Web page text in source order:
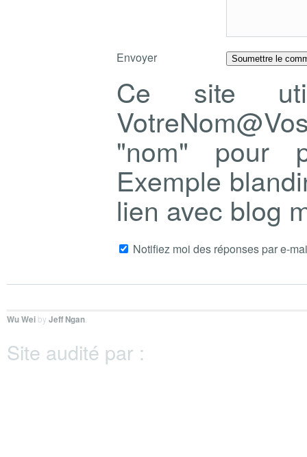
Envoyer
Ce site
"nom" pour
Exemple
lien avec blog
Notifiez moi des réponses par e-
Wu Wei by Jeff Ngan
Site audité par :